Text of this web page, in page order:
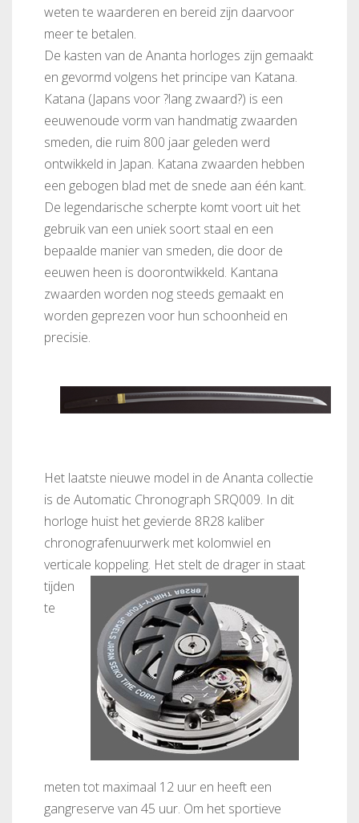
weten te waarderen en bereid zijn daarvoor
meer te betalen.
De kasten van de Ananta horloges zijn gemaakt
en gevormd volgens het principe van Katana.
Katana (Japans voor ?lang zwaard?) is een
eeuwenoude vorm van handmatig zwaarden
smeden, die ruim 800 jaar geleden werd
ontwikkeld in Japan. Katana zwaarden hebben
een gebogen blad met de snede aan één kant.
De legendarische scherpte komt voort uit het
gebruik van een uniek soort staal en een
bepaalde manier van smeden, die door de
eeuwen heen is doorontwikkeld. Kantana
zwaarden worden nog steeds gemaakt en
worden geprezen voor hun schoonheid en
precisie.
Het laatste nieuwe model in de Ananta collectie
is de Automatic Chronograph SRQ009. In dit
horloge huist het gevierde 8R28 kaliber
chronografenuurwerk met kolomwiel en
verticale koppeling. Het stelt de drager in staat
tijden
te
meten tot maximaal 12 uur en heeft een
gangreserve van 45 uur. Om het sportieve